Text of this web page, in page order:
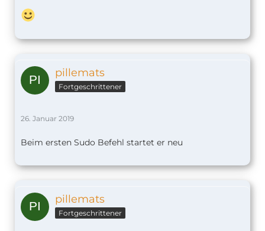
pillemats
Fortgeschrittener
26. Januar 2019
Beim ersten Sudo Befehl startet er neu
pillemats
Fortgeschrittener